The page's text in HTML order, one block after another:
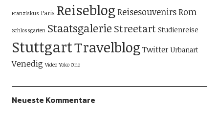
Franziskus Paris Reiseblog ReisesouvenirsRom
Schlossgarten Staatsgalerie Streetart Studienreise
StuttgartTravelblog Twitter Urbanart
Venedig Video Yoko Ono
Neueste Kommentare